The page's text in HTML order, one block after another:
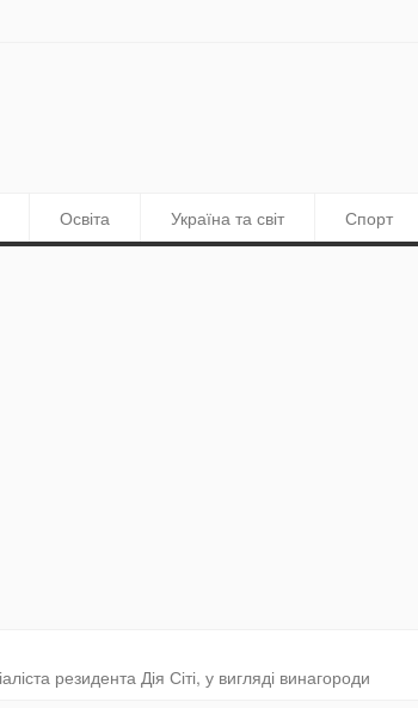
Освіта Україна та світ Спорт
резидента Дія Сіті, у вигляді винагороди